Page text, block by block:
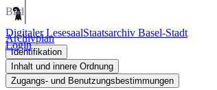
Digitaler LesesaalStaatsarchiv Basel-Stadt
Login
Bild
Archivplan
Identifikation
Inhalt und innere Ordnung
Zugangs- und Benutzungsbestimmungen